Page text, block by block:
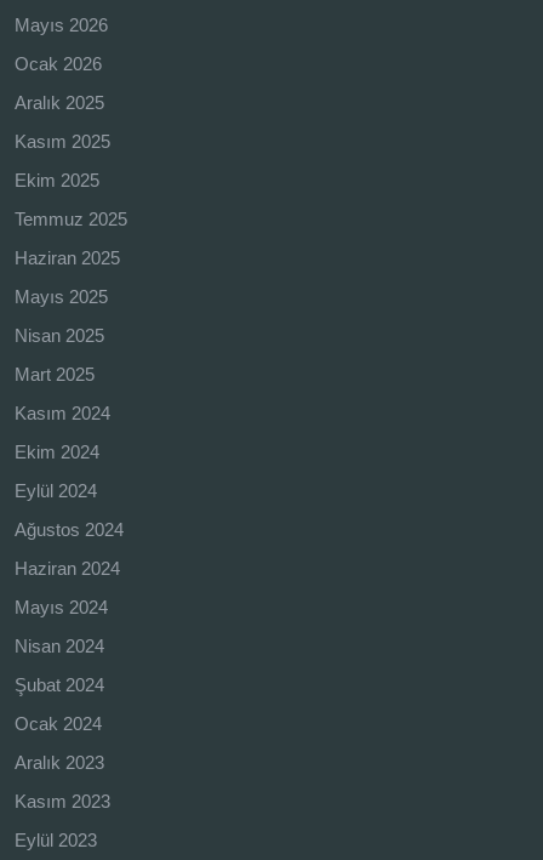
Mayıs 2026
Ocak 2026
Aralık 2025
Kasım 2025
Ekim 2025
Temmuz 2025
Haziran 2025
Mayıs 2025
Nisan 2025
Mart 2025
Kasım 2024
Ekim 2024
Eylül 2024
Ağustos 2024
Haziran 2024
Mayıs 2024
Nisan 2024
Şubat 2024
Ocak 2024
Aralık 2023
Kasım 2023
Eylül 2023